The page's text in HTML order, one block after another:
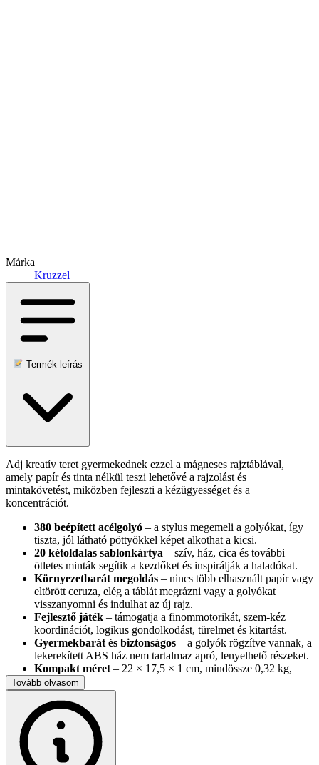
Márka
Kruzzel
Termék leírás
Adj kreatív teret gyermekednek ezzel a mágneses rajztáblával,
amely papír és tinta nélkül teszi lehetővé a rajzolást és
mintakövetést, miközben fejleszti a kézügyességet és a
koncentrációt.
380 beépített acélgolyó – a stylus megemeli a golyókat, így
tiszta, jól látható pöttyökkel képet alkothat a kicsi.
20 kétoldalas sablonkártya – szív, ház, cica és további
ötletes minták segítik a kezdőket és inspirálják a haladókat.
Környezetbarát megoldás – nincs több elhasznált papír vagy
eltörött ceruza, elég a táblát megrázni vagy a golyókat
visszanyomni és indulhat az új rajz.
Fejlesztő játék – támogatja a finommotorikát, szem-kéz
koordinációt, logikus gondolkodást, türelmet és kitartást.
Gyermekbarát és biztonságos – a golyók rögzítve vannak, a
lekerekített ABS ház nem tartalmaz apró, lenyelhető részeket.
Kompakt méret – 22 × 17,5 × 1 cm, mindössze 0,32 kg,
ezért utazáshoz is könnyen elcsomagolható.
Csomag tartalma
sablonkártya.
Műszaki adatok
Anyag: ABS műanyag, acélgolyó, műanyag stylus mágnessel
Szín: fekete/piros
Súly csomagolással: 0,41 kg
Tovább olvasom